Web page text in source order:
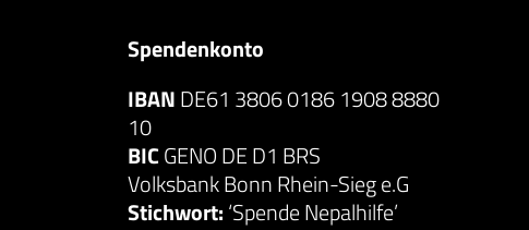
Spendenkonto
IBANDE61 3806 0186 1908 8880
10
BICGENO DE D1 BRS
Volksbank Bonn Rhein-Sieg e.G
Stichwort:‘Spende Nepalhilfe’